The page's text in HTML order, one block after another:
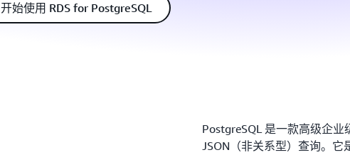
开始使用 RDS for PostgreSQL
PostgreSQL 是一款高级企业
JSON（非关系型）查询。